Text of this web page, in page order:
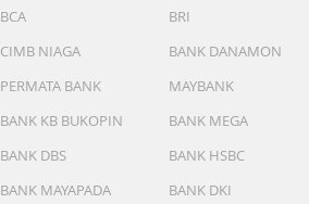
BCA
BRI
CIMB NIAGA
BANK DANAMON
PERMATA BANK
MAYBANK
BANK KB BUKOPIN
BANK MEGA
BANK DBS
BANK HSBC
BANK MAYAPADA
BANK DKI